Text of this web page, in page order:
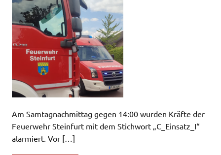
Am Samtagnachmittag gegen 14:00 wurden Kräfte der
Feuerwehr Steinfurt mit dem Stichwort „C_Einsatz_I“
alarmiert. Vor […]